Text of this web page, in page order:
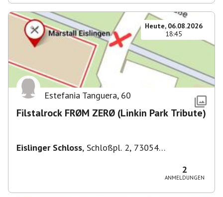
Heute, 06.08.2026
18:45
Estefania Tanguera, 60
Filstalrock FRØM ZERØ (Linkin Park Tribute)
Eislinger Schloss, Schloßpl. 2, 73054
2
ANMELDUNGEN